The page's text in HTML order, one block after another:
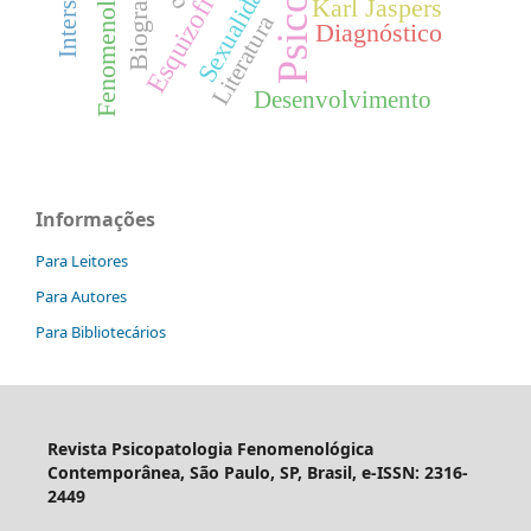
Karl Jaspers
Biografia Diagnóstico
Desenvolvimento
Literatura
Informações
Para Leitores
Para Autores
Para Bibliotecários
Revista Psicopatologia Fenomenológica
Contemporânea, São Paulo, SP, Brasil, e-ISSN: 2316-
2449